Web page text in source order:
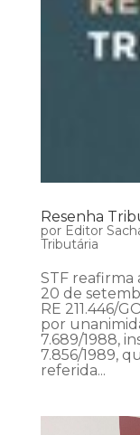
Resenha
por Editor
Tributária
STF reafirma
20 de
RE 211.446/
por
7.689/1988,
7.856/1989,
referida...